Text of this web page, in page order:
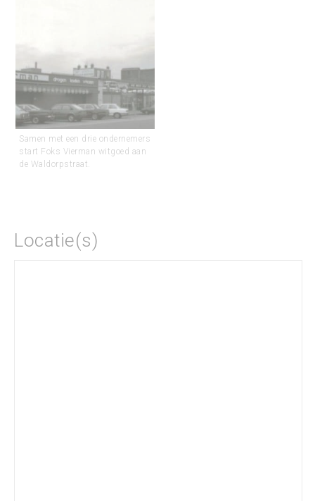
Samen met een drie ondernemers
start Foks Vierman witgoed aan
de Waldorpstraat.
Locatie(s)